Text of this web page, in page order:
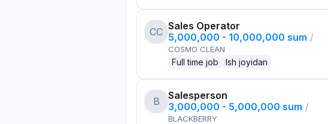
CC Sales Operator
5,000,000 - 10,000,000 sum /
COSMO CLEAN
Full time job Ish joyidan
B
Salesperson
3,000,000 - 5,000,000 sum /
BLACKBERRY